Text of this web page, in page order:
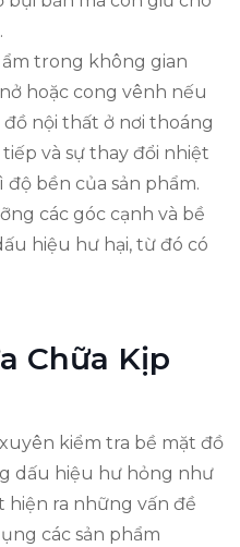
ẩm trong không gian
hoặc cong vênh nếu
nội thất ở nơi thoáng
và sự thay đổi nhiệt
bền của sản phẩm.
các góc cạnh và bề
hiệu hư hại, từ đó có
Chữa Kịp
kiểm tra bề mặt đồ
dấu hiệu hư hỏng như
hiện ra những vấn đề
các sản phẩm